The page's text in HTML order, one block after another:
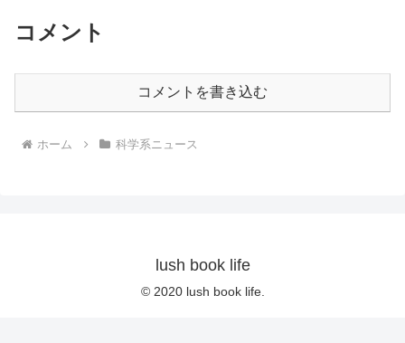
コメント
コメントを書き込む
ホーム 科学系ニュース
lush book life
© 2020 lush book life.